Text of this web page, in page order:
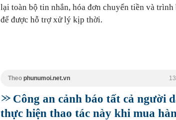
lại toàn bộ tin nhắn, hóa đơn chuyển tiền và trình
để được hỗ trợ xử lý kịp thời.
Theo phunumoi.net.vn
Công an cảnh báo tất cả người
thực hiện thao tác này khi mua